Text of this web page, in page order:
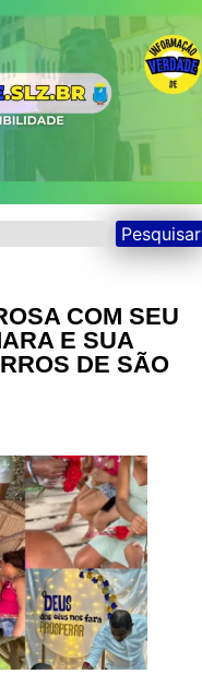
Pesquisar
COM SEU
E SUA
DE SÃO